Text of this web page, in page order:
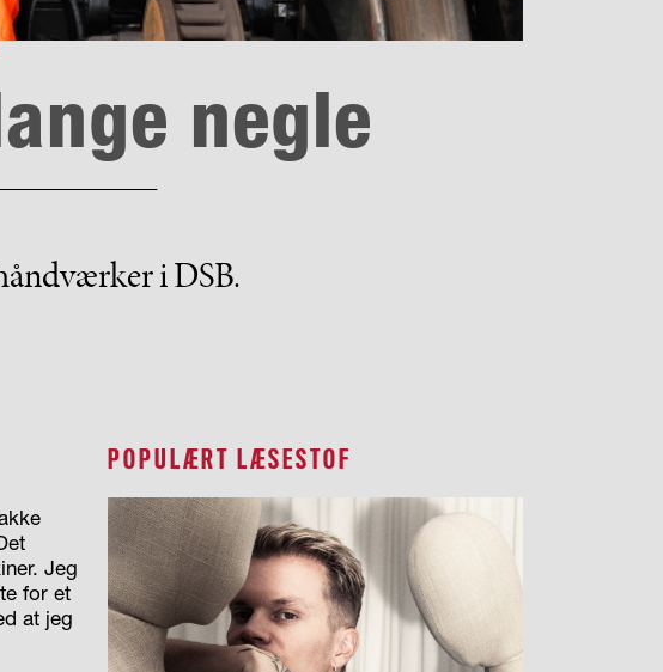
negle
i DSB.
Jeg
for et
at jeg
POPULÆRT LÆSESTOF